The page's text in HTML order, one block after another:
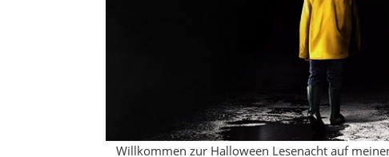
Willkommen zur Halloween Lesenacht auf